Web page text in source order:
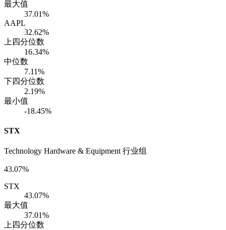
最大值
37.01%
AAPL
32.62%
上四分位数
16.34%
中位数
7.11%
下四分位数
2.19%
最小值
-18.45%
STX
Technology Hardware & Equipment 行业组
43.07%
STX
43.07%
最大值
37.01%
上四分位数